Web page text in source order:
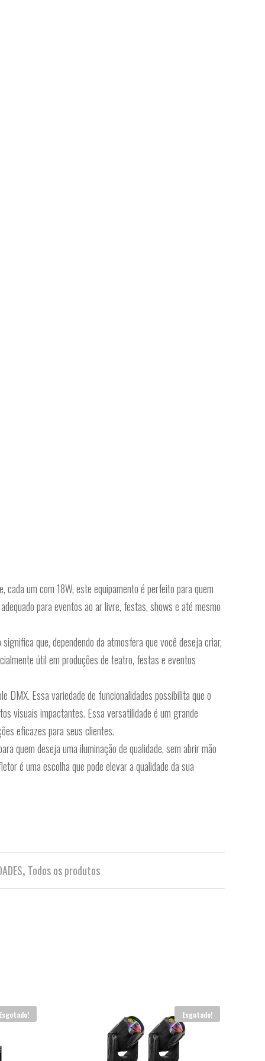
um com 18W, este equipamento é perfeito para quem
para eventos ao ar livre, festas, shows e até mesmo
que, dependendo da atmosfera que você deseja criar,
útil em produções de teatro, festas e eventos
DMX. Essa variedade de funcionalidades possibilita que o
visuais impactantes. Essa versatilidade é um grande
eficazes para seus clientes.
quem deseja uma iluminação de qualidade, sem abrir mão
é uma escolha que pode elevar a qualidade da sua
, Todos os produtos
Esgotado! Esgotado!